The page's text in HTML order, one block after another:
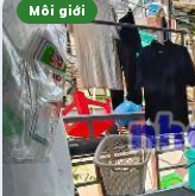
Môi giới